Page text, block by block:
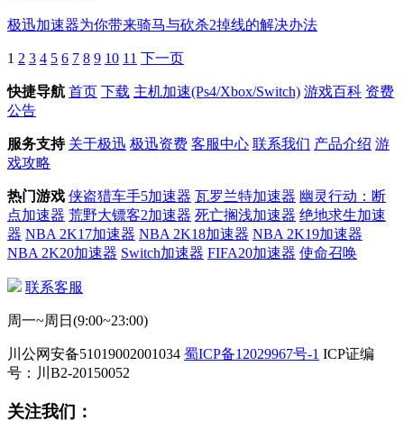
极迅加速器为你带来骑马与砍杀2掉线的解决办法
1 2 3 4 5 6 7 8 9 10 11 下一页
快捷导航 首页 下载 主机加速(Ps4/Xbox/Switch) 游戏百科 资费
公告
服务支持 关于极迅 极迅资费 客服中心 联系我们 产品介绍 游
戏攻略
热门游戏 侠盗猎车手5加速器 瓦罗兰特加速器 幽灵行动：断
点加速器 荒野大镖客2加速器 死亡搁浅加速器 绝地求生加速
器 NBA 2K17加速器 NBA 2K18加速器 NBA 2K19加速器
NBA 2K20加速器 Switch加速器 FIFA20加速器 使命召唤
联系客服
周一~周日(9:00~23:00)
川公网安备51019002001034 蜀ICP备12029967号-1 ICP证编
号：川B2-20150052
关注我们：